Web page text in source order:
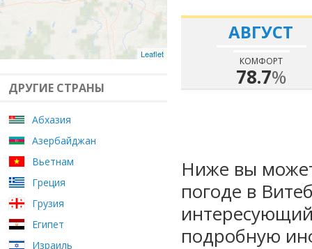
Leaflet
ДРУГИЕ СТРАНЫ
Абхазия
Азербайджан
Вьетнам
Греция
Грузия
Египет
Израиль
АВГУСТ
КОМФОРТ
78.7%
Ниже вы
погоде в
подробную